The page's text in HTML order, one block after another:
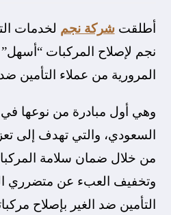
أطلقتشركة نجم لخدمات
نجم لإصلاح المركبات
المرورية من عملاء التأمين ضد
وهي أول مبادرة من نوعها في
السعودي، والتي تهدف إلى
من خلال ضمان سلامة
وتخفيف العبء عن متضرري
التأمين ضد الغير بإصلاح